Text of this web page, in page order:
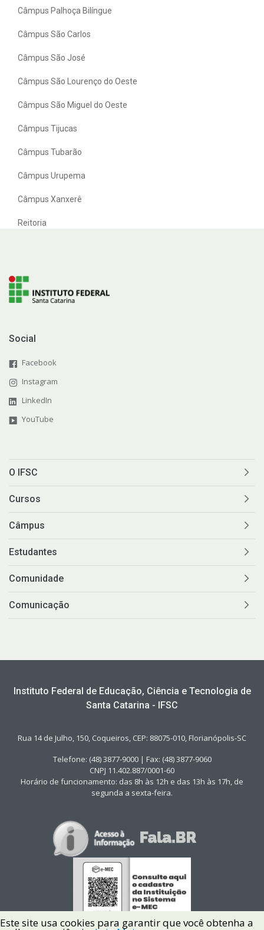
Câmpus Palhoça Bilíngue
Câmpus São Carlos
Câmpus São José
Câmpus São Lourenço do Oeste
Câmpus São Miguel do Oeste
Câmpus Tijucas
Câmpus Tubarão
Câmpus Urupema
Câmpus Xanxerê
Reitoria
Social
Facebook
Instagram
LinkedIn
YouTube
O IFSC
Cursos
Câmpus
Estudantes
Comunidade
Comunicação
Instituto Federal de Educação, Ciência e Tecnologia de
Santa Catarina - IFSC
Rua 14 de Julho, 150, Coqueiros, CEP: 88075-010, Florianópolis-SC
Telefone: (48) 3877-9000 | Fax: (48) 3877-9060
CNPJ 11.402.887/0001-60
Horário de funcionamento: das 8h às 12h e das 13h às 17h, de
segunda a sexta-feira.
Este site usa cookies para garantir que você obtenha a